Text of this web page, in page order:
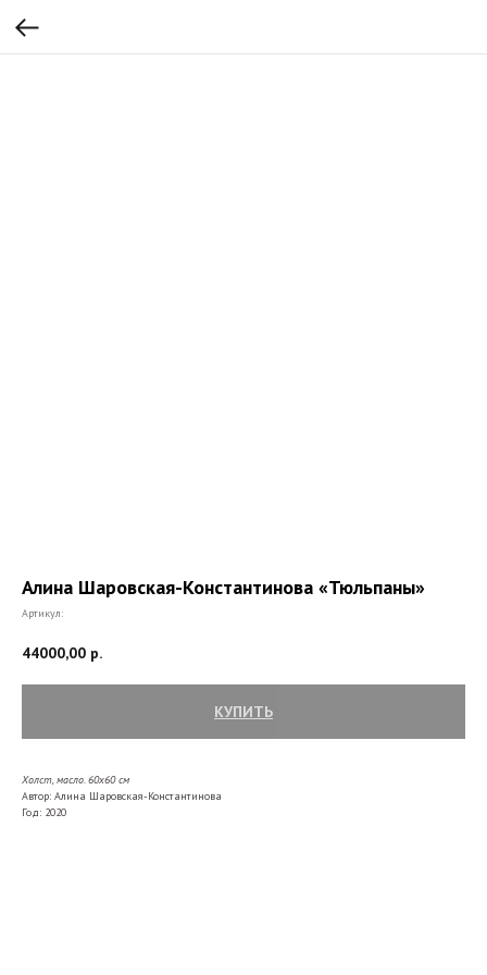
Алина Шаровская-Константинова «Тюльпаны»
Артикул:
44000,00 р.
КУПИТЬ
Холст, масло. 60x60 см
Автор: Алина Шаровская-Константинова
Год: 2020